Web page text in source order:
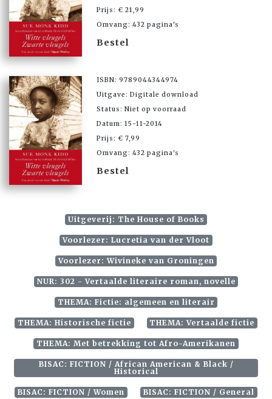
Prijs: € 21,99
Omvang: 432 pagina's
Bestel
ISBN: 9789044344974
Uitgave: Digitale download
Status: Niet op voorraad
Datum: 15-11-2014
Prijs: € 7,99
Omvang: 432 pagina's
Bestel
Uitgeverij: The House of Books
Voorlezer: Lucretia van der Vloot
Voorlezer: Wivineke van Groningen
NUR: 302 - Vertaalde literaire roman, novelle
THEMA: Fictie: algemeen en literair
THEMA: Historische fictie THEMA: Vertaalde fictie
THEMA: Met betrekking tot Afro-Amerikanen
BISAC: FICTION / African American & Black /
Historical
BISAC: FICTION / Women BISAC: FICTION / General